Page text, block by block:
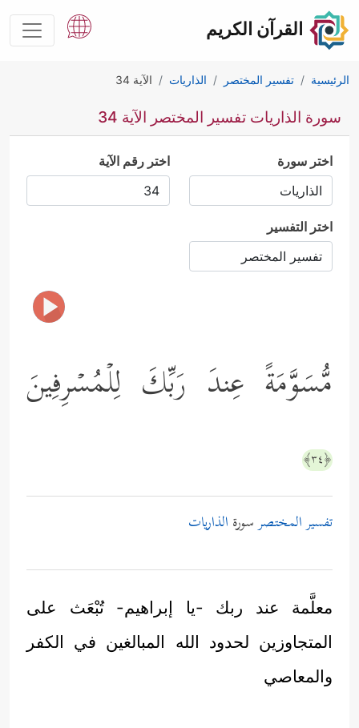
القرآن الكريم
الرئيسية تفسير المختصر الذاريات الآية 34
سورة الذاريات تفسير المختصر الآية 34
اختر سورة اختر رقم الآية
اختر التفسير
مُّسَوَّمَةً عِندَ رَبِّكَ لِلۡمُسۡرِفِینَ
﴿٣٤﴾
تفسير المختصرسورة الذاريات
معلَّمة عند ربك -يا إبراهيم- تُبْعَث على
المتجاوزين لحدود الله المبالغين في الكفر
والمعاصي